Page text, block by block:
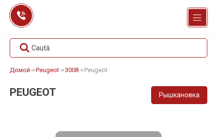
Перейти
содержанию
Caută
Домой Peugeot 3008 Peugeot
PEUGEOT Рышкановка